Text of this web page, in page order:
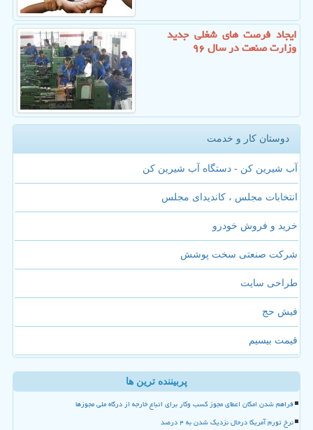
ایجاد فرصت های شغلی جدید
وزارت صنعت در سال ۹۶
دوستان کار و خدمت
آب شیرین کن - دستگاه آب شیرین کن
انتخابات مجلس ، کاندیدای مجلس
خرید و فروش خودرو
شرکت صنعتی سخت پوشش
طراحی سایت
فیش حج
قیمت بیسیم
پربیننده ترین ها
فراهم شدن امکان اعطای مجوز کسب وکار برای اتباع خارجه از درگاه ملی مجوزها
نرخ تورم آمریکا درحال نزدیک شدن به ۴ درصد